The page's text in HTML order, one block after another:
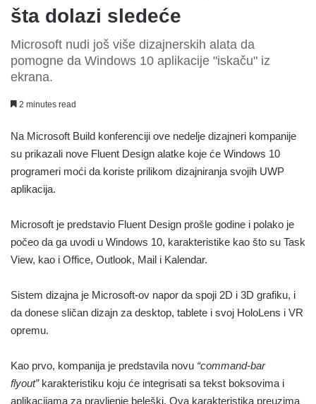
šta dolazi sledeće
Microsoft nudi još više dizajnerskih alata da
pomogne da Windows 10 aplikacije "iskaču" iz
ekrana.
2 minutes read
Na Microsoft Build konferenciji ove nedelje dizajneri kompanije
su prikazali nove Fluent Design alatke koje će Windows 10
programeri moći da koriste prilikom dizajniranja svojih UWP
aplikacija.
Microsoft je predstavio Fluent Design prošle godine i polako je
počeo da ga uvodi u Windows 10, karakteristike kao što su Task
View, kao i Office, Outlook, Mail i Kalendar.
Sistem dizajna je Microsoft-ov napor da spoji 2D i 3D grafiku, i
da donese sličan dizajn za desktop, tablete i svoj HoloLens i VR
opremu.
Kao prvo, kompanija je predstavila novu “command-bar
flyout” karakteristiku koju će integrisati sa tekst boksovima i
aplikacijama za pravljenje beleški. Ova karakteristika preuzima